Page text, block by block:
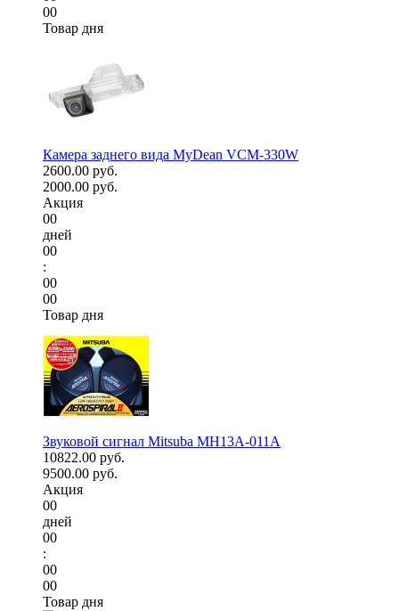
00
Товар дня
Камера заднего вида MyDean VCM-330W
2600.00 руб.
2000.00 руб.
Акция
00
дней
00
:
00
00
Товар дня
Звуковой сигнал Mitsuba MH13A-011A
10822.00 руб.
9500.00 руб.
Акция
00
дней
00
:
00
00
Товар дня